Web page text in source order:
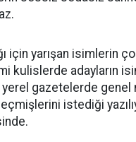
için yarışan isimlerin
kulislerde adayların
gazetelerde genel
istediği